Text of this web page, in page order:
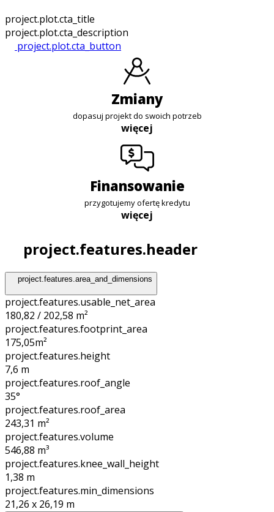
project.plot.cta_title
project.plot.cta_description
project.plot.cta_button
zmiany
dopasuj projekt do swoich potrzeb
więcej
finansowanie
przygotujemy ofertę kredytu
więcej
project.features.header
project.features.area_and_dimensions
project.features.usable_net_area
180,82 / 202,58 m²
project.features.footprint_area
175,05m²
project.features.height
7,6 m
project.features.roof_angle
35°
project.features.roof_area
243,31 m²
project.features.volume
546,88 m³
project.features.knee_wall_height
1,38 m
project.features.min_dimensions
21,26 x 26,19 m